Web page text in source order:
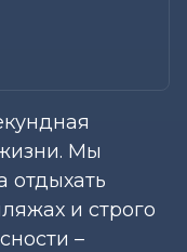
Мы
отдыхать
и строго
–